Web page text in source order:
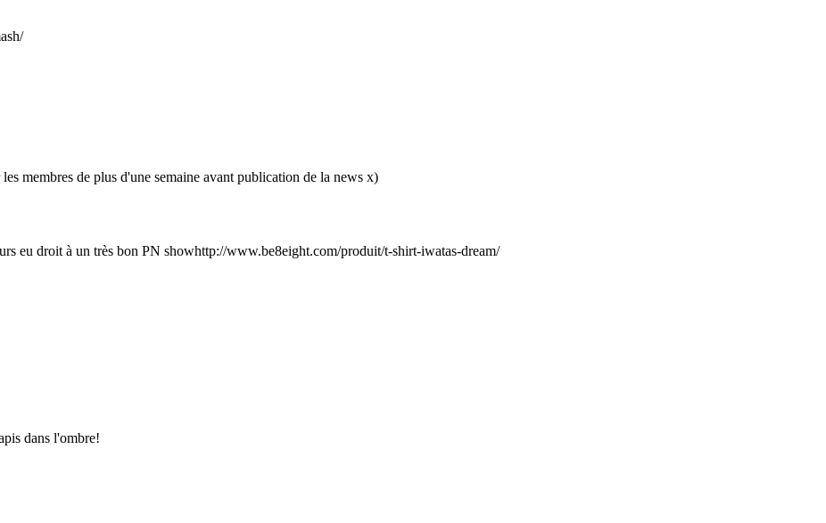
membres de plus d'une semaine avant publication de la news x)
eu droit à un très bon PN showhttp://www.be8eight.com/produit/t-shirt-iwatas-dream/
dans l'ombre!